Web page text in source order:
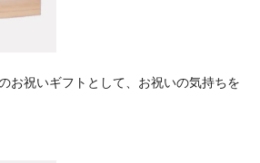
お祝いギフトとして、お祝いの気持ちを